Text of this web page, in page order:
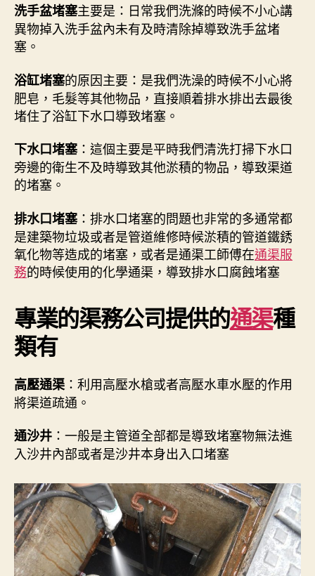
洗手盆堵塞主要是：日常我們洗滌的時候不小心講
異物掉入洗手盆內未有及時清除掉導致洗手盆堵
塞。
浴缸堵塞的原因主要：是我們洗澡的時候不小心將
肥皂，毛髮等其他物品，直接順着排水排出去最後
堵住了浴缸下水口導致堵塞。
下水口堵塞：這個主要是平時我們清洗打掃下水口
旁邊的衛生不及時導致其他淤積的物品，導致渠道
的堵塞。
排水口堵塞：排水口堵塞的問題也非常的多通常都
是建築物垃圾或者是管道維修時候淤積的管道鐵銹
氧化物等造成的堵塞，或者是通渠工師傅在通渠服
務的時候使用的化學通渠，導致排水口腐蝕堵塞
專業的渠務公司提供的通渠種
類有
高壓通渠 ：利用高壓水槍或者高壓水車水壓的作用
將渠道疏通。
通沙井 ：一般是主管道全部都是導致堵塞物無法進
入沙井內部或者是沙井本身出入口堵塞